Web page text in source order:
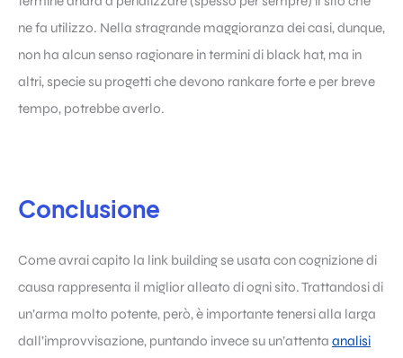
ne fa utilizzo. Nella stragrande maggioranza dei casi, dunque,
non ha alcun senso ragionare in termini di black hat, ma in
altri, specie su progetti che devono rankare forte e per breve
tempo, potrebbe averlo.
Conclusione
Come avrai capito la link building se usata con cognizione di
causa rappresenta il miglior alleato di ogni sito. Trattandosi di
un’arma molto potente, però, è importante tenersi alla larga
dall’improvvisazione, puntando invece su un’attenta analisi